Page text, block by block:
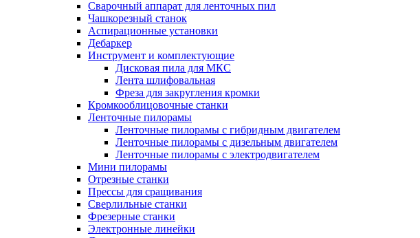
Сварочный аппарат для ленточных пил
Чашкорезный станок
Аспирационные установки
Дебаркер
Инструмент и комплектующие
Дисковая пила для МКС
Лента шлифовальная
Фреза для закругления кромки
Кромкооблицовочные станки
Ленточные пилорамы
Ленточные пилорамы с гибридным двигателем
Ленточные пилорамы с дизельным двигателем
Ленточные пилорамы с электродвигателем
Мини пилорамы
Отрезные станки
Прессы для сращивания
Сверлильные станки
Фрезерные станки
Электронные линейки